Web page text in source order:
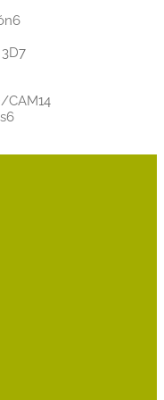
66
77
CAM1414
66